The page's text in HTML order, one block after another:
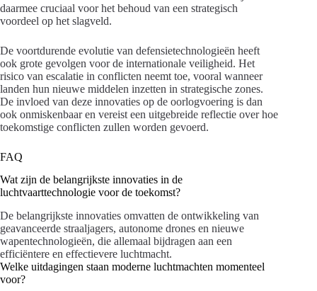
daarmee cruciaal voor het behoud van een strategisch
voordeel op het slagveld.
De voortdurende evolutie van defensietechnologieën heeft
ook grote gevolgen voor de internationale veiligheid. Het
risico van escalatie in conflicten neemt toe, vooral wanneer
landen hun nieuwe middelen inzetten in strategische zones.
De invloed van deze innovaties op de oorlogvoering is dan
ook onmiskenbaar en vereist een uitgebreide reflectie over hoe
toekomstige conflicten zullen worden gevoerd.
FAQ
Wat zijn de belangrijkste innovaties in de
luchtvaarttechnologie voor de toekomst?
De belangrijkste innovaties omvatten de ontwikkeling van
geavanceerde straaljagers, autonome drones en nieuwe
wapentechnologieën, die allemaal bijdragen aan een
efficiëntere en effectievere luchtmacht.
Welke uitdagingen staan moderne luchtmachten momenteel
voor?